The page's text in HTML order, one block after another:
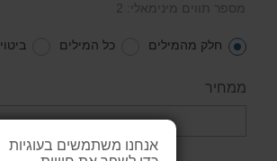
אנחנו משתמשים בעוגיות
מספר תווים מינימאלי: 2
חלק מהמילים כל המילים ביטוי
ממחיר